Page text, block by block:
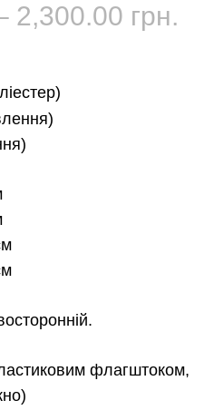
2,300.00 грн.
флагштоком,